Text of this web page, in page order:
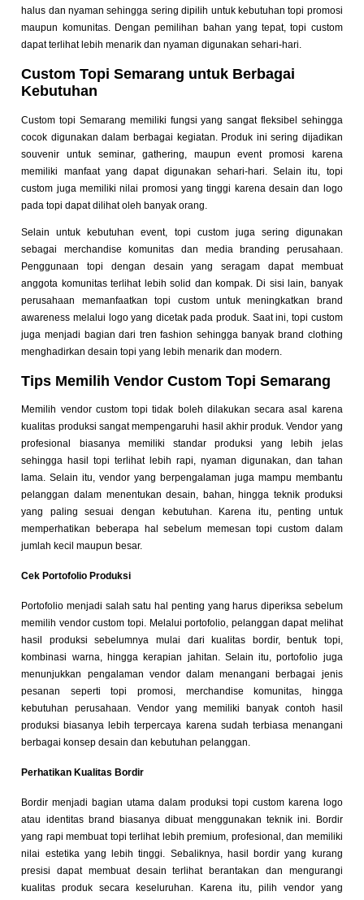
halus dan nyaman sehingga sering dipilih untuk kebutuhan topi promosi
maupun komunitas. Dengan pemilihan bahan yang tepat, topi custom
dapat terlihat lebih menarik dan nyaman digunakan sehari-hari.
Custom Topi Semarang untuk Berbagai
Kebutuhan
Custom topi Semarang memiliki fungsi yang sangat fleksibel sehingga
cocok digunakan dalam berbagai kegiatan. Produk ini sering dijadikan
souvenir untuk seminar, gathering, maupun event promosi karena
memiliki manfaat yang dapat digunakan sehari-hari. Selain itu, topi
custom juga memiliki nilai promosi yang tinggi karena desain dan logo
pada topi dapat dilihat oleh banyak orang.
Selain untuk kebutuhan event, topi custom juga sering digunakan
sebagai merchandise komunitas dan media branding perusahaan.
Penggunaan topi dengan desain yang seragam dapat membuat
anggota komunitas terlihat lebih solid dan kompak. Di sisi lain, banyak
perusahaan memanfaatkan topi custom untuk meningkatkan brand
awareness melalui logo yang dicetak pada produk. Saat ini, topi custom
juga menjadi bagian dari tren fashion sehingga banyak brand clothing
menghadirkan desain topi yang lebih menarik dan modern.
Tips Memilih Vendor Custom Topi Semarang
Memilih vendor custom topi tidak boleh dilakukan secara asal karena
kualitas produksi sangat mempengaruhi hasil akhir produk. Vendor yang
profesional biasanya memiliki standar produksi yang lebih jelas
sehingga hasil topi terlihat lebih rapi, nyaman digunakan, dan tahan
lama. Selain itu, vendor yang berpengalaman juga mampu membantu
pelanggan dalam menentukan desain, bahan, hingga teknik produksi
yang paling sesuai dengan kebutuhan. Karena itu, penting untuk
memperhatikan beberapa hal sebelum memesan topi custom dalam
jumlah kecil maupun besar.
Cek Portofolio Produksi
Portofolio menjadi salah satu hal penting yang harus diperiksa sebelum
memilih vendor custom topi. Melalui portofolio, pelanggan dapat melihat
hasil produksi sebelumnya mulai dari kualitas bordir, bentuk topi,
kombinasi warna, hingga kerapian jahitan. Selain itu, portofolio juga
menunjukkan pengalaman vendor dalam menangani berbagai jenis
pesanan seperti topi promosi, merchandise komunitas, hingga
kebutuhan perusahaan. Vendor yang memiliki banyak contoh hasil
produksi biasanya lebih terpercaya karena sudah terbiasa menangani
berbagai konsep desain dan kebutuhan pelanggan.
Perhatikan Kualitas Bordir
Bordir menjadi bagian utama dalam produksi topi custom karena logo
atau identitas brand biasanya dibuat menggunakan teknik ini. Bordir
yang rapi membuat topi terlihat lebih premium, profesional, dan memiliki
nilai estetika yang lebih tinggi. Sebaliknya, hasil bordir yang kurang
presisi dapat membuat desain terlihat berantakan dan mengurangi
kualitas produk secara keseluruhan. Karena itu, pilih vendor yang